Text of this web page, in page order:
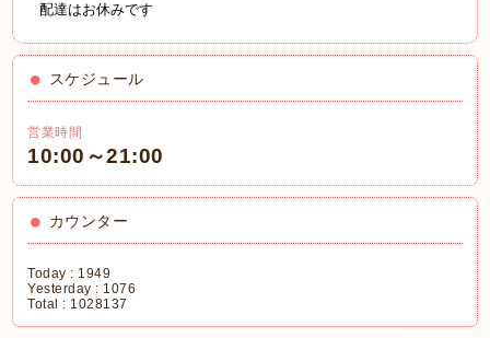
配達はお休みです
スケジュール
営業時間
10:00～21:00
カウンター
Today : 1949
Yesterday : 1076
Total : 1028137